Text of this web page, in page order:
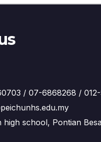
6868268 / 012-
Pontian Besar,